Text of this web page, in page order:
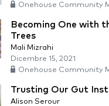
Onehouse Community
Becoming One with
Trees
Mali Mizrahi
Dicembre 15, 2021
Onehouse Community
Trusting Our Gut
Alison Serour